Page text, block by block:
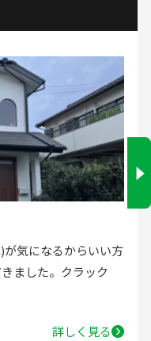
気になるからいい方
ました。クラック
詳しく見る